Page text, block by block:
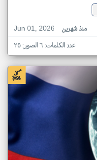
Jun 01, 2026
منذ شهرين
عدد الكلمات: ٦ الصور: ٢٥